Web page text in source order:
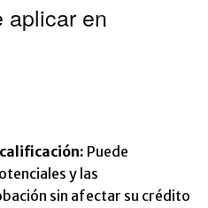
aplicar en
Puede
y las
sin afectar su crédito